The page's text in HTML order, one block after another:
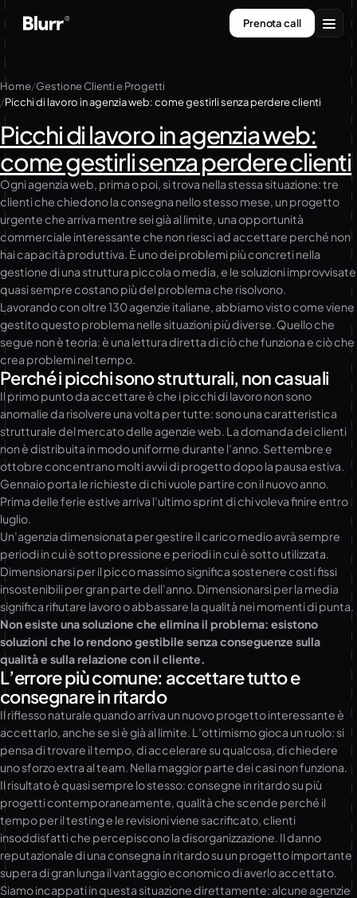
Vai
al
contenuto
Prenota call
Chi siamo
Contatti
Home Gestione Clienti e Progetti
Picchi di lavoro in agenzia web: come gestirli senza perdere clienti
Picchi di lavoro in agenzia web:
come gestirli senza perdere clienti
Ogni agenzia web, prima o poi, si trova nella stessa situazione: tre
clienti che chiedono la consegna nello stesso mese, un progetto
urgente che arriva mentre sei già al limite, una opportunità
commerciale interessante che non riesci ad accettare perché non
hai capacità produttiva. È uno dei problemi più concreti nella
gestione di una struttura piccola o media, e le soluzioni improvvisate
quasi sempre costano più del problema che risolvono.
Lavorando con oltre 130 agenzie italiane, abbiamo visto come viene
gestito questo problema nelle situazioni più diverse. Quello che
segue non è teoria: è una lettura diretta di ciò che funziona e ciò che
crea problemi nel tempo.
Perché i picchi sono strutturali, non casuali
Il primo punto da accettare è che i picchi di lavoro non sono
anomalie da risolvere una volta per tutte: sono una caratteristica
strutturale del mercato delle agenzie web. La domanda dei clienti
non è distribuita in modo uniforme durante l’anno. Settembre e
ottobre concentrano molti avvii di progetto dopo la pausa estiva.
Gennaio porta le richieste di chi vuole partire con il nuovo anno.
Prima delle ferie estive arriva l’ultimo sprint di chi voleva finire entro
luglio.
Un’agenzia dimensionata per gestire il carico medio avrà sempre
periodi in cui è sotto pressione e periodi in cui è sotto utilizzata.
Dimensionarsi per il picco massimo significa sostenere costi fissi
insostenibili per gran parte dell’anno. Dimensionarsi per la media
significa rifiutare lavoro o abbassare la qualità nei momenti di punta.
Non esiste una soluzione che elimina il problema: esistono
soluzioni che lo rendono gestibile senza conseguenze sulla
qualità e sulla relazione con il cliente.
L’errore più comune: accettare tutto e
consegnare in ritardo
Il riflesso naturale quando arriva un nuovo progetto interessante è
accettarlo, anche se si è già al limite. L’ottimismo gioca un ruolo: si
pensa di trovare il tempo, di accelerare su qualcosa, di chiedere
uno sforzo extra al team. Nella maggior parte dei casi non funziona.
Il risultato è quasi sempre lo stesso: consegne in ritardo su più
progetti contemporaneamente, qualità che scende perché il
tempo per il testing e le revisioni viene sacrificato, clienti
insoddisfatti che percepiscono la disorganizzazione. Il danno
reputazionale di una consegna in ritardo su un progetto importante
supera di gran lunga il vantaggio economico di averlo accettato.
Siamo incappati in questa situazione direttamente: alcune agenzie